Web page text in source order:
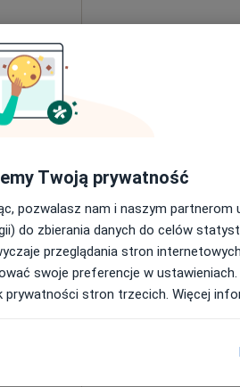
Gate
Umawianie
Twoją prywatność
pozwalasz nam i naszym partnerom
do zbierania danych do celów
przeglądania stron
swoje preferencje w
prywatności stron trzecich. Więcej